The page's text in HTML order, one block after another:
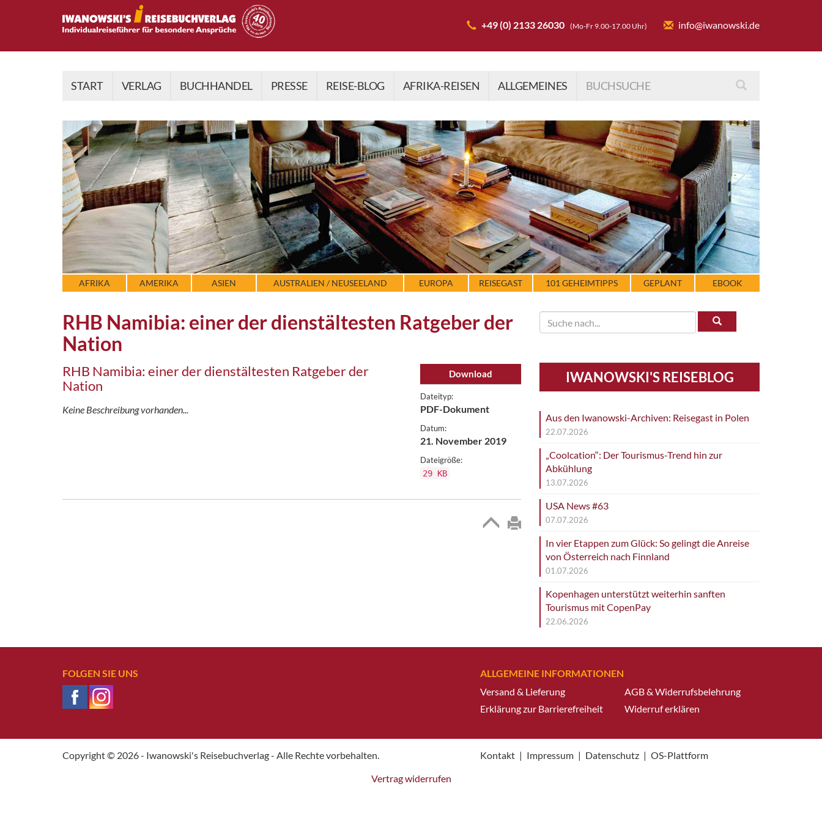
+49 (0) 2133 26030 (Mo-Fr 9.00-17.00 Uhr) info@iwanowski.de
START VERLAG BUCHHANDEL PRESSE REISE-BLOG AFRIKA-REISEN ALLGEMEINES
AFRIKA AMERIKA ASIEN AUSTRALIEN / NEUSEELAND EUROPA REISEGAST 101 GEHEIMTIPPS GEPLANT EBOOK
RHB Namibia: einer der dienstältesten Ratgeber der
Nation
RHB Namibia: einer der dienstältesten Ratgeber der
Nation
Keine Beschreibung vorhanden...
Download
Dateityp:
PDF-Dokument
Datum:
21. November 2019
Dateigröße:
29 KB
IWANOWSKI'S REISEBLOG
Aus den Iwanowski-Archiven: Reisegast in Polen
22.07.2026
„Coolcation“: Der Tourismus-Trend hin zur
Abkühlung
13.07.2026
USA News #63
07.07.2026
In vier Etappen zum Glück: So gelingt die Anreise
von Österreich nach Finnland
01.07.2026
Kopenhagen unterstützt weiterhin sanften
Tourismus mit CopenPay
22.06.2026
FOLGEN SIE UNS
ALLGEMEINE INFORMATIONEN
Versand & Lieferung
Erklärung zur Barrierefreiheit
AGB & Widerrufsbelehrung
Widerruf erklären
Copyright © 2026 - Iwanowski's Reisebuchverlag - Alle Rechte vorbehalten. Kontakt | Impressum | Datenschutz | OS-Plattform
Vertrag widerrufen